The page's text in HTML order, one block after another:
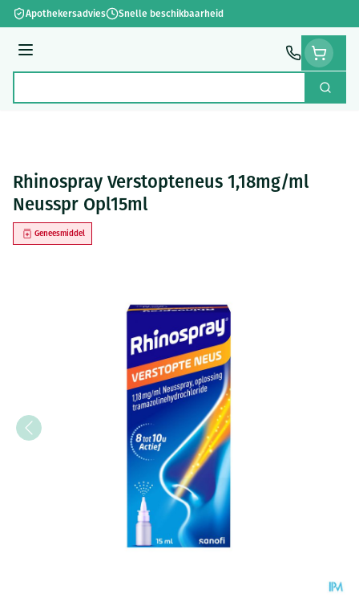
Ga naar de inhoud
Apothekersadvies Snelle beschikbaarheid
Menu
Zoek
Rhinospray Verstopteneus 1,18mg/ml
Neusspr Opl15ml
Geneesmiddel